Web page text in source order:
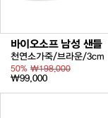
바이오소프 남성 샌들
천연소가죽/브라운/3cm
50% ₩198,000
₩99,000